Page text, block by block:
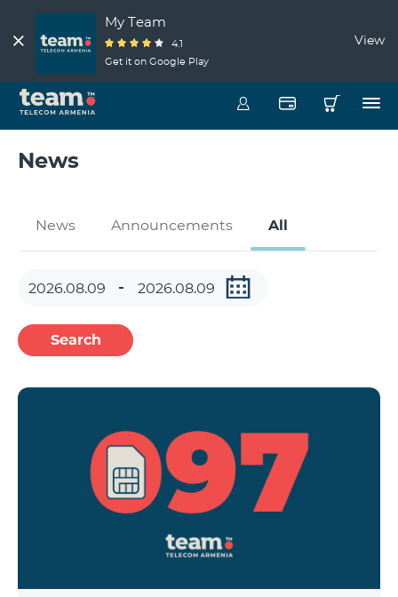
My Team
4.1
Get it on Google Play
View
News
News Announcements All
Search